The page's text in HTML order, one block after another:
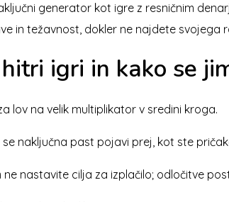
generator kot igre z resničnim
in težavnost, dokler ne najdete svojega
igri in kako se
lov na velik multiplikator v sredini kroga.
naključna past pojavi prej, kot ste
nastavite cilja za izplačilo; odločitve